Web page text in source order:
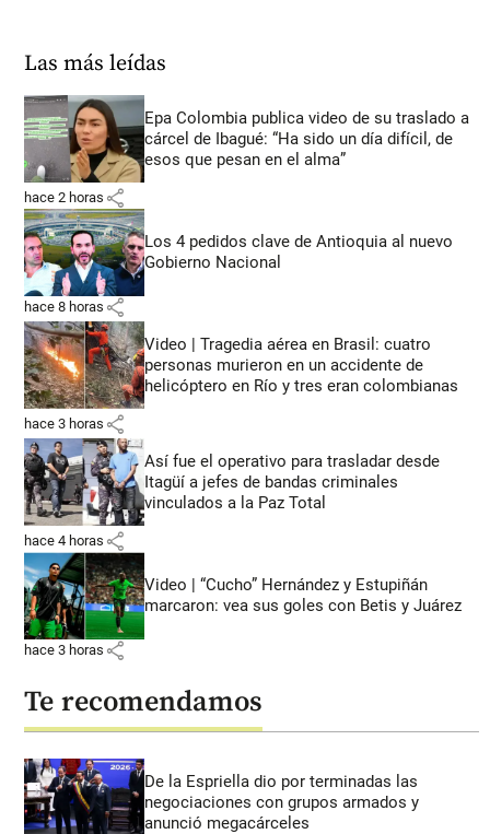
Las más leídas
Epa Colombia publica video de su traslado a
cárcel de Ibagué: “Ha sido un día difícil, de
esos que pesan en el alma”
hace 2 horas share
Los 4 pedidos clave de Antioquia al nuevo
Gobierno Nacional
hace 8 horas share
Video | Tragedia aérea en Brasil: cuatro
personas murieron en un accidente de
helicóptero en Río y tres eran colombianas
hace 3 horas share
Así fue el operativo para trasladar desde
Itagüí a jefes de bandas criminales
vinculados a la Paz Total
hace 4 horas share
Video | “Cucho” Hernández y Estupiñán
marcaron: vea sus goles con Betis y Juárez
hace 3 horas share
Te recomendamos
De la Espriella dio por terminadas las
negociaciones con grupos armados y
anunció megacárceles